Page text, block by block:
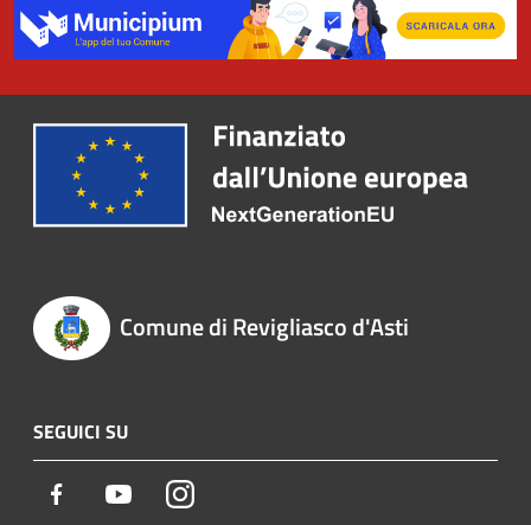
Comune di Revigliasco d'Asti
SEGUICI SU
Facebook YoutubeInstagram